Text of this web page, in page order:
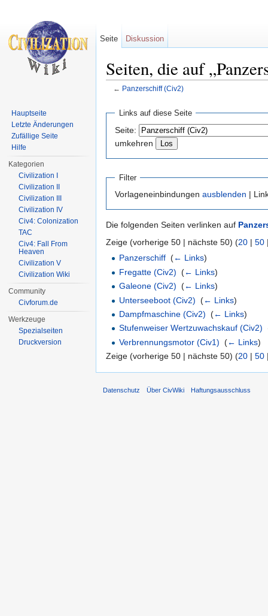
Seiten, die auf
← Panzerschiff (Civ2)
Links auf diese Seite
Seite:
umkehren
Filter
Vorlageneinbindungen ausblenden |
Die folgenden Seiten verlinken auf
Zeige (vorherige 50 | nächste 50) (20 | 50
Panzerschiff (← Links)
Fregatte (Civ2)
(← Links)
Galeone (Civ2)
(← Links)
Unterseeboot (Civ2)
(← Links)
Dampfmaschine (Civ2)
(← Links)
Stufenweiser Wertzuwachskauf (Civ2)
Verbrennungsmotor (Civ1)
(← Links)
Zeige (vorherige 50 | nächste 50) (20 | 50
Seite Diskussion
Hauptseite
Letzte Änderungen
Zufällige Seite
Hilfe
Kategorien
Civilization I
Civilization II
Civilization III
Civilization IV
Civ4: Colonization
TAC
Civ4: Fall From
Heaven
Civilization V
Civilization Wiki
Community
Civforum.de
Werkzeuge
Spezialseiten
Druckversion
Datenschutz Über CivWiki Haftungsausschluss